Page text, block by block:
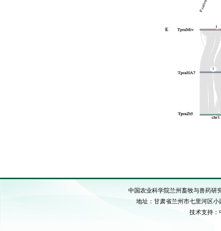
中国农业科学院兰州畜牧与兽药研
地址：甘肃省兰州市七里河区小
技术支持